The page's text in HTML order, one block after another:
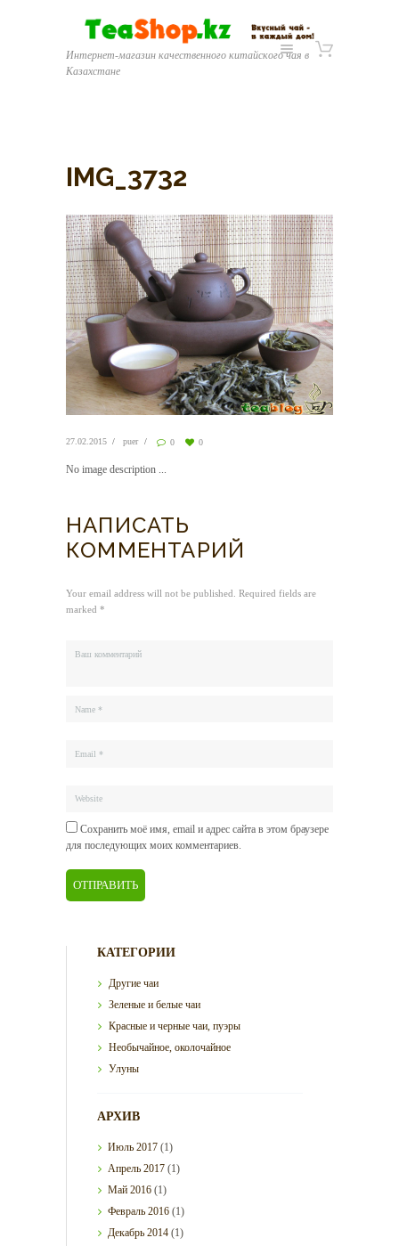
Интернет-магазин качественного китайского чая в
Казахстане
IMG_3732
27.02.2015 puer 0 0
No image description ...
НАПИСАТЬ
КОММЕНТАРИЙ
Your email address will not be published. Required fields are
marked *
Сохранить моё имя, email и адрес сайта в этом браузере
для последующих моих комментариев.
КАТЕГОРИИ
Другие чаи
Зеленые и белые чаи
Красные и черные чаи, пуэры
Необычайное, околочайное
Улуны
АРХИВ
Июль2017 (1)
Апрель2017 (1)
Май2016 (1)
Февраль2016 (1)
Декабрь2014 (1)